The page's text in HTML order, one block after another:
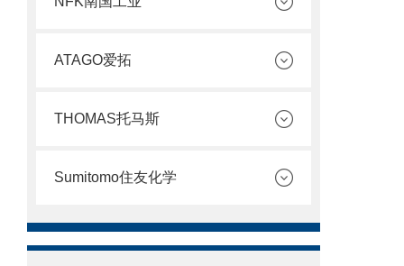
ATAGO爱拓
THOMAS托马斯
Sumitomo住友化学